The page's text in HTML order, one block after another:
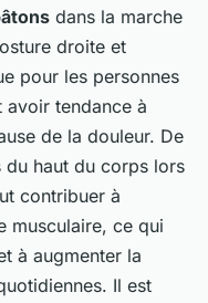
dans la marche
droite et
pour les personnes
tendance à
de la douleur. De
du haut du corps lors
contribuer à
musculaire, ce qui
à augmenter la
Il est